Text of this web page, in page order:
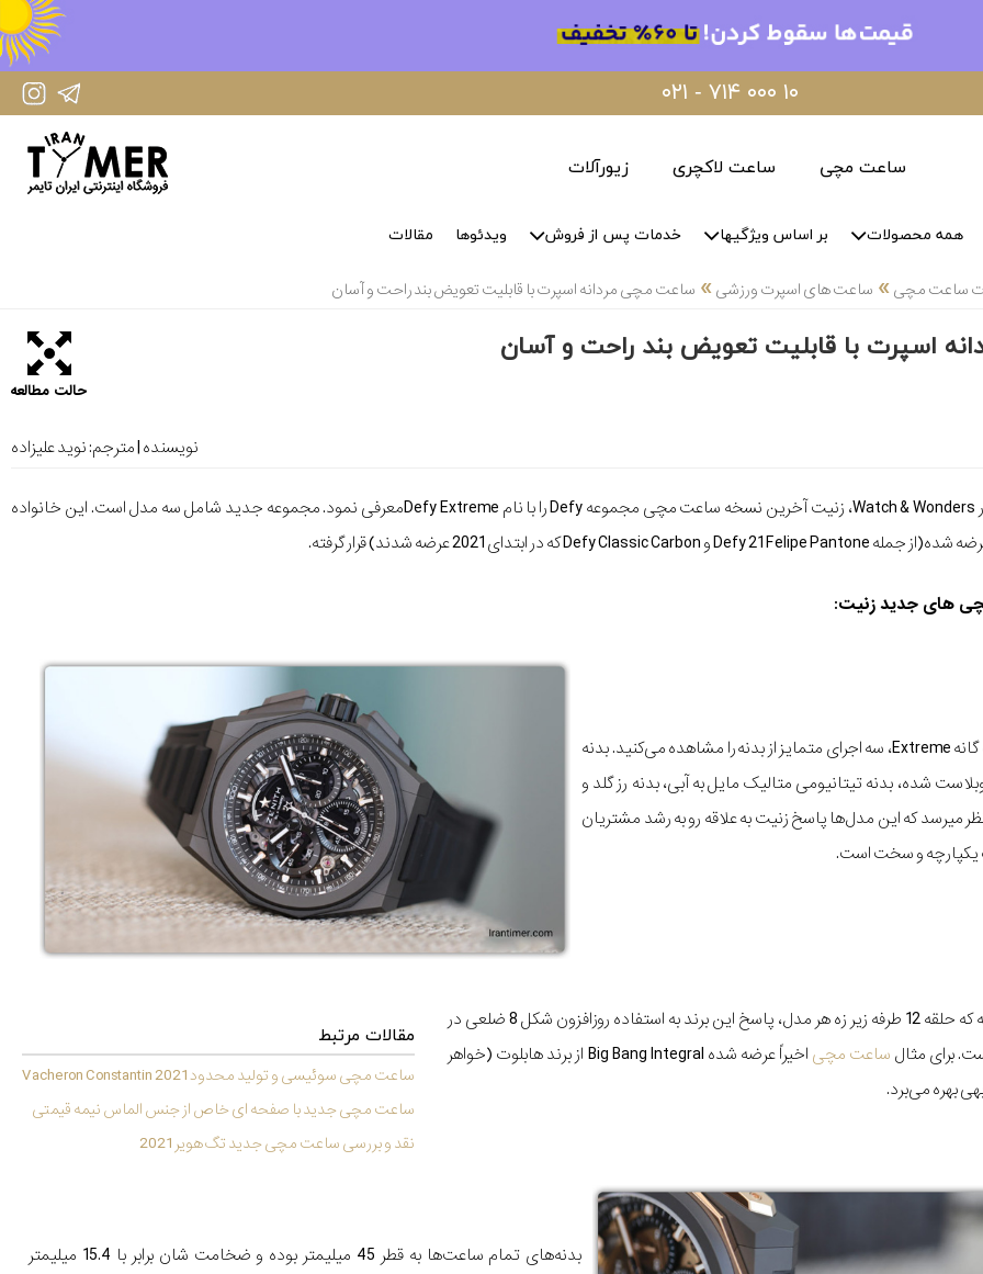
IranTimer Instagram Page ۰۲۱ - ۷۱۴ ۰۰۰ ۱۰
ساعت مچی ساعت لاکچری زیورآلات
همه محصولات بر اساس ویژگیها خدمات پس از فروش ویدئوها مقالات
ساعت مچی» ساعت های اسپرت ورزشی» ساعت مچی مردانه اسپرت با قابلیت تعویض بند راحت و آسان
اسپرت با قابلیت تعویض بند راحت و آسان
حالت مطالعه
نویسنده | مترجم:نوید علیزاده
حدود یک ماهه پیش در Watch & Wonders، زنیت آخرین نسخه ساعت مچی مجموعه Defy را با نام Defy Extremeمعرفی نمود. مجموعه جدید شامل سه مدل است. این خانواده
های جدید زنیت:
با نگاهی نزدیک‌تر به سه گانه Extreme، سه اجرای متمایز از بدنه را مشاهده می‌کنید. بدنه
شده، بدنه تیتانیومی متالیک مایل به آبی، بدنه رز گلد و
تیتانیوم. در نگاه اول به نظر می‎رسد که این مدل‌ها پاسخ زنیت به علاقه رو به رشد مشتریان
یکپارچه و سخت است.
مقالات مرتبط
ساعت مچی سوئیسی و تولید محدود 2021 Vacheron Constantin
ساعت مچی جدید با صفحه ای خاص از جنس الماس نیمه قیمتی
نقد و بررسی ساعت مچی جدید تگ هویر 2021
حتی می‏توان اظهار داشته که حلقه 12 طرفه زیر زه هر مدل، پاسخ این برند به استفاده روزافزون شکل 8 ضلعی در
برای مثال ساعت مچی
اخیراً عرضه شده Big Bang Integral از برند هابلوت (خواهر
بهره می‌برد.
بدنه‌های تمام ساعت‌ها به قطر 45 میلیمتر بوده و ضخامت شان برابر با 15.4 میلیمتر